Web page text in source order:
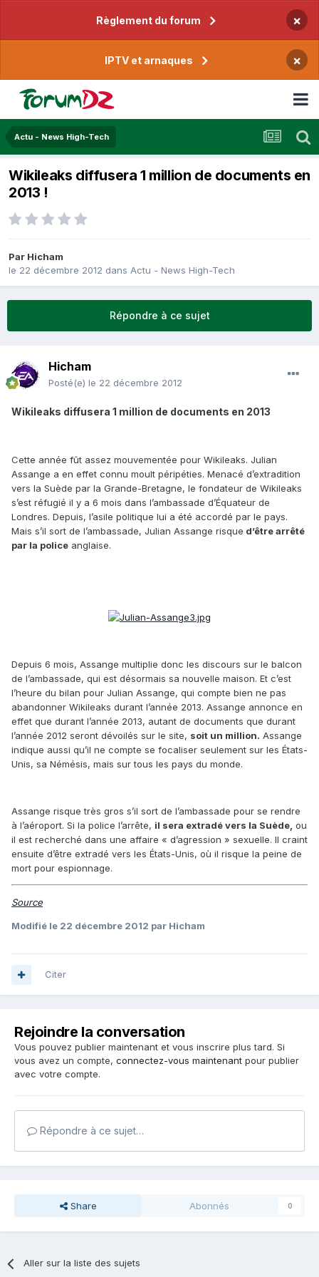
Règlement du forum ×
IPTV et arnaques ×
Actu - News High-Tech
Wikileaks diffusera 1 million de documents en
2013 !
Par Hicham
le 22 décembre 2012 dans Actu - News High-Tech
Répondre à ce sujet
Hicham
Posté(e) le 22 décembre 2012
Wikileaks diffusera 1 million de documents en 2013
Cette année fût assez mouvementée pour Wikileaks. Julian
Assange a en effet connu moult péripéties. Menacé d’extradition
vers la Suède par la Grande-Bretagne, le fondateur de Wikileaks
s’est réfugié il y a 6 mois dans l’ambassade d’Équateur de
Londres. Depuis, l’asile politique lui a été accordé par le pays.
Mais s’il sort de l’ambassade, Julian Assange risque d’être arrêté
par la police anglaise.
Depuis 6 mois, Assange multiplie donc les discours sur le balcon
de l’ambassade, qui est désormais sa nouvelle maison. Et c’est
l’heure du bilan pour Julian Assange, qui compte bien ne pas
abandonner Wikileaks durant l’année 2013. Assange annonce en
effet que durant l’année 2013, autant de documents que durant
l’année 2012 seront dévoilés sur le site, soit un million. Assange
indique aussi qu’il ne compte se focaliser seulement sur les États-
Unis, sa Némésis, mais sur tous les pays du monde.
Assange risque très gros s’il sort de l’ambassade pour se rendre
à l’aéroport. Si la police l’arrête, il sera extradé vers la Suède, ou
il est recherché dans une affaire « d’agression » sexuelle. Il craint
ensuite d’être extradé vers les États-Unis, où il risque la peine de
mort pour espionnage.
Source
Modifié le 22 décembre 2012 par Hicham
Citer
Rejoindre la conversation
Vous pouvez publier maintenant et vous inscrire plus tard. Si
vous avez un compte, connectez-vous maintenant pour publier
avec votre compte.
Répondre à ce sujet…
Share Abonnés 0
Aller sur la liste des sujets